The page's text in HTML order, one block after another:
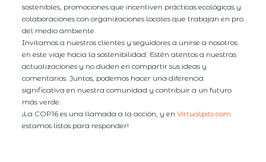
sostenibles, promociones que incentiven prácticas ecológicas y
colaboraciones con organizaciones locales que trabajan en pro
del medio ambiente.
Invitamos a nuestros clientes y seguidores a unirse a nosotros
en este viaje hacia la sostenibilidad. Estén atentos a nuestras
actualizaciones y no duden en compartir sus ideas y
comentarios. Juntos, podemos hacer una diferencia
significativa en nuestra comunidad y contribuir a un futuro
más verde.
¡La COP16 es una llamada a la acción, y enVirtualpits.com
estamos listos para responder!